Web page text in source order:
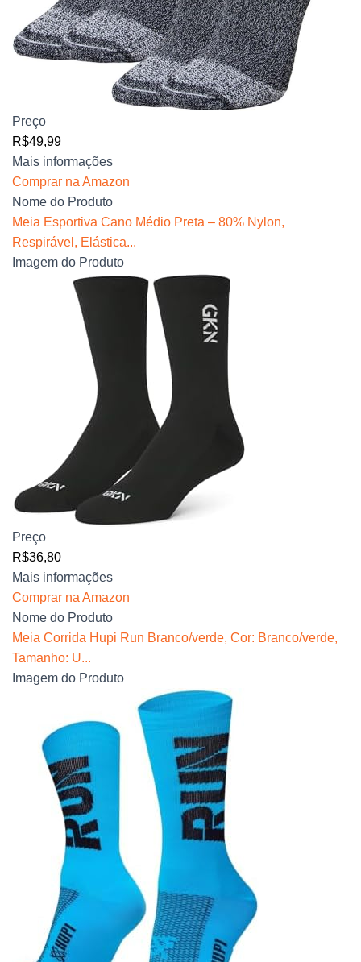
Preço
R$49,99
Mais informações
Comprar na Amazon
Nome do Produto
Meia Esportiva Cano Médio Preta – 80% Nylon,
Respirável, Elástica...
Imagem do Produto
Preço
R$36,80
Mais informações
Comprar na Amazon
Nome do Produto
Meia Corrida Hupi Run Branco/verde, Cor: Branco/verde,
Tamanho: U...
Imagem do Produto